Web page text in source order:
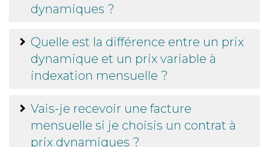
dynamiques ?
Quelle est la différence entre un prix
dynamique et un prix variable à
indexation mensuelle ?
Vais-je recevoir une facture
mensuelle si je choisis un contrat à
prix dynamiques ?